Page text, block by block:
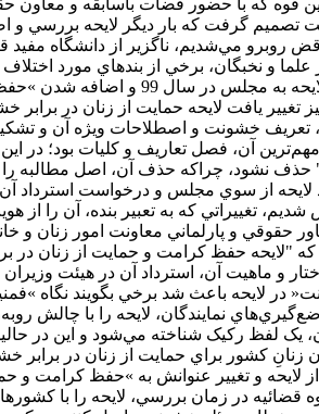
تصميم گرفت که بار ديگر لايحه بررسي و
روبرو مي‌شديم، ناگزير از دانشگاه مفيد
در سال 99 و اضافه شدن »حفظ کرامت« به عنوان آن
فراز و نشيب‌ها، عنوان لايحه نيز تغيير يافت‌ لايحه حمايت از
، تعريف خشونت و اصطلاحات ويژه آن و
آن، فصل تعاريف و کليات بود؛ در
لايحه از سوي مجلس و درخواست استرداد
تغييراتي که به تعبير بنده، آن را از
و پارلماني معاونت امور زنان و
در لايحه باعث شد برخي بگويند نگاه
نمايندگان، لايحه را با چالش
يک لفظ رکيک شناخته مي‌شود و اين در
بود و داراي چهار سند پشتيبان بود که قوه قضائيه در زمان بررسي،‌